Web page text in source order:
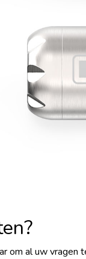
om al uw